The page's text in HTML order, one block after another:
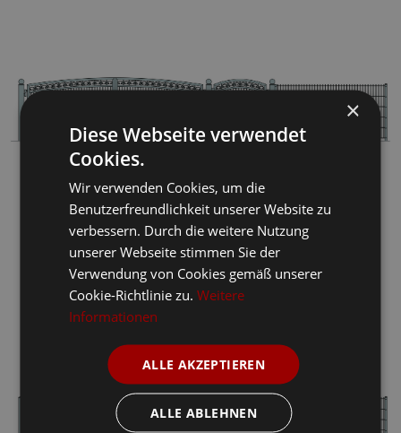
×
Diese Webseite verwendet
Cookies.
Wir verwenden Cookies, um die
Benutzerfreundlichkeit unserer Website zu
verbessern. Durch die weitere Nutzung
unserer Webseite stimmen Sie der
Verwendung von Cookies gemäß unserer
Cookie-Richtlinie zu.Weitere
Informationen
ALLE AKZEPTIEREN
ALLE ABLEHNEN